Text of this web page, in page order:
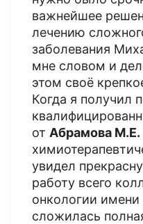
важнейшее
лечению
заболевания
мне словом и
этом своё
Когда я получил
от Абрамова М.Е.
увидел
работу всего
онкологии
сложилась